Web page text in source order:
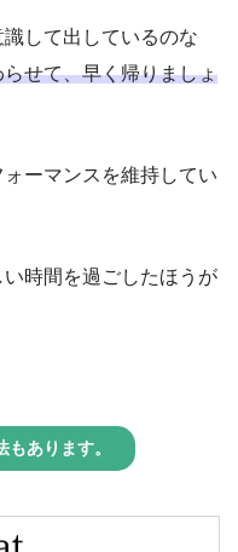
して出しているのな
せて、早く帰りましょ
ーマンスを維持してい
時間を過ごしたほうが
あります。